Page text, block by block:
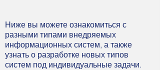
Ниже вы можете ознакомиться с
разными типами внедряемых
информационных систем, а также
узнать о разработке новых типов
систем под индивидуальные задачи.